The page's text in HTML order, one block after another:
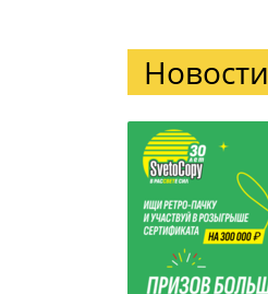
Новости